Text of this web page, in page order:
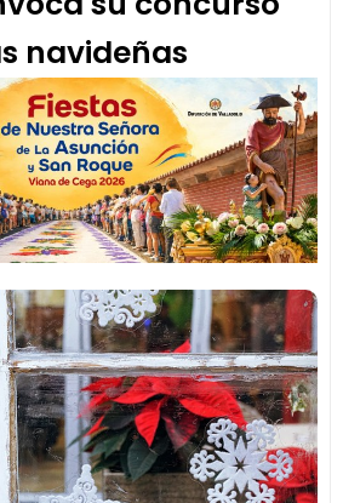
navideñas